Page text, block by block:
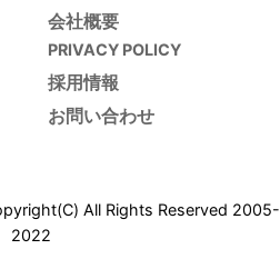
会社概要
PRIVACY POLICY
採用情報
お問い合わせ
All Rights Reserved 2005-
2022